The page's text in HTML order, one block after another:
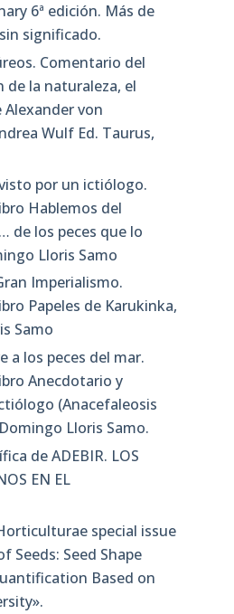
6ª edición. Más de
significado.
Comentario del
de la naturaleza, el
von
Wulf Ed. Taurus,
por un ictiólogo.
Hablemos del
de los peces que lo
Lloris Samo
Imperialismo.
Papeles de Karukinka,
Samo
a los peces del mar.
Anecdotario y
(Anacefaleosis
Lloris Samo.
de ADEBIR. LOS
EN EL
special issue
Seeds: Seed Shape
Based on